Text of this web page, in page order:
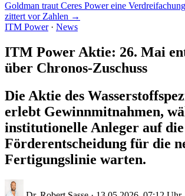
Goldman traut Ceres Power eine
zittert vor Zahlen →
ITM Power · News
ITM Power Aktie: 26. Mai
über Chronos-Zuschuss
Die Aktie des
erlebt Gewinnmitnahmen,
institutionelle Anleger auf die
Förderentscheidung für die
Fertigungslinie warten.